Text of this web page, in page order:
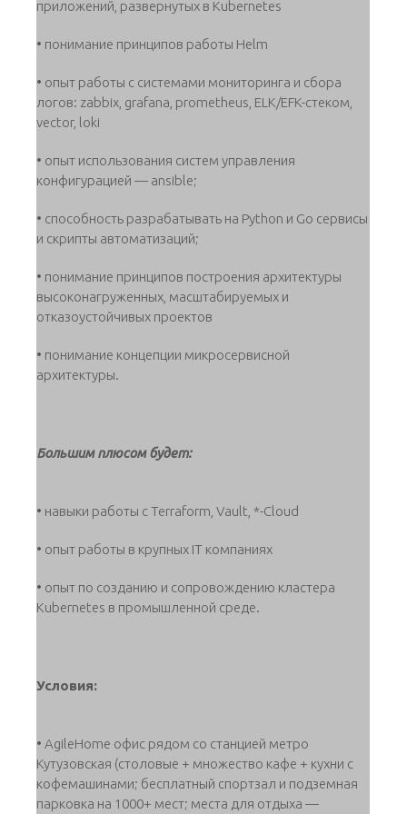
приложений, развернутых в Kubernetes
• понимание принципов работы Helm
• опыт работы с системами мониторинга и сбора
логов: zabbix, grafana, prometheus, ELK/EFK-стеком,
vector, loki
• опыт использования систем управления
конфигурацией — ansible;
• способность разрабатывать на Python и Go сервисы
и скрипты автоматизаций;
• понимание принципов построения архитектуры
высоконагруженных, масштабируемых и
отказоустойчивых проектов
• понимание концепции микросервисной
архитектуры.
Большим плюсом будет:
• навыки работы с Terraform, Vault, *-Cloud
• опыт работы в крупных IT компаниях
• опыт по созданию и сопровождению кластера
Kubernetes в промышленной среде.
Условия:
• AgileHome офис рядом со станцией метро
Кутузовская (столовые + множество кафе + кухни с
кофемашинами; бесплатный спортзал и подземная
парковка на 1000+ мест; места для отдыха —